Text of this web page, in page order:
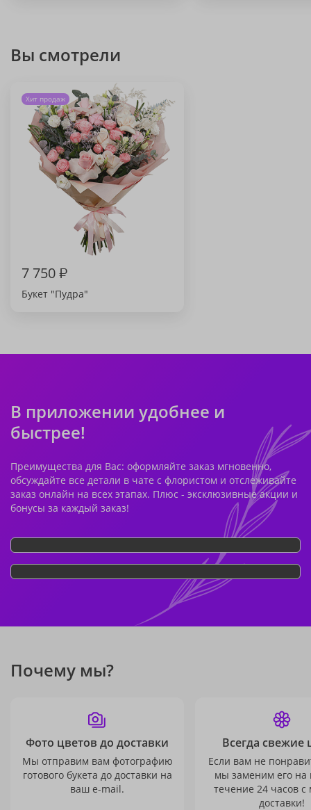
Вы смотрели
Хит продаж
7 750₽
Букет "Пудра"
В приложении удобнее и
быстрее!
Преимущества для Вас: оформляйте заказ мгновенно,
обсуждайте все детали в чате с флористом и отслеживайте
заказ онлайн на всех этапах. Плюс - эксклюзивные акции и
бонусы за каждый заказ!
Почему мы?
Фото цветов до доставки
Мы отправим вам фотографию
готового букета до доставки на
ваш e-mail.
Всегда свежие
Если вам не
мы заменим его на
течение 24 часов с
доставки!